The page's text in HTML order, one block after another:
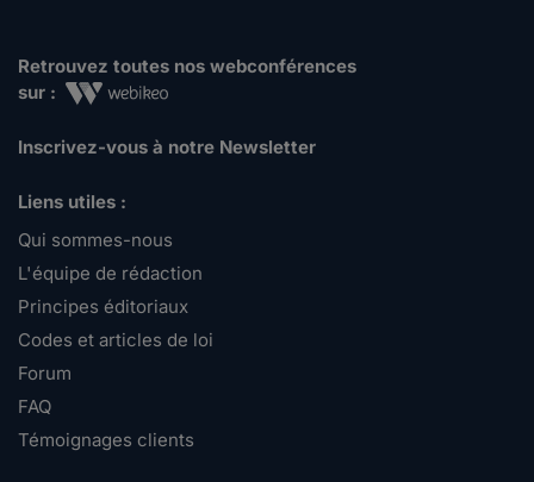
Retrouvez toutes nos webconférences
sur :
Inscrivez-vous à notre Newsletter
Liens utiles :
Qui sommes-nous
L'équipe de rédaction
Principes éditoriaux
Codes et articles de loi
Forum
FAQ
Témoignages clients